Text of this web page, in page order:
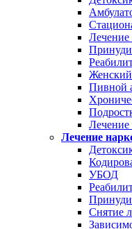
Лечение
Женский
Пивной
Лечение
УБОД
Снятие